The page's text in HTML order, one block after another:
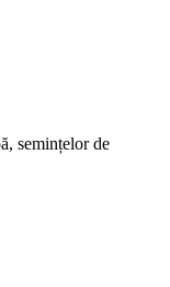
semințelor de